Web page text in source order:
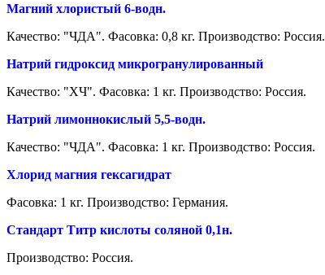
Магний хлористый 6-водн.
Качество: "ЧДА". Фасовка: 0,8 кг. Производство: Россия.
Натрий гидроксид микрогранулированный
Качество: "ХЧ". Фасовка: 1 кг. Производство: Россия.
Натрий лимоннокислый 5,5-водн.
Качество: "ЧДА". Фасовка: 1 кг. Производство: Россия.
Хлорид магния гексагидрат
Фасовка: 1 кг. Производство: Германия.
Стандарт Титр кислоты соляной 0,1н.
Производство: Россия.